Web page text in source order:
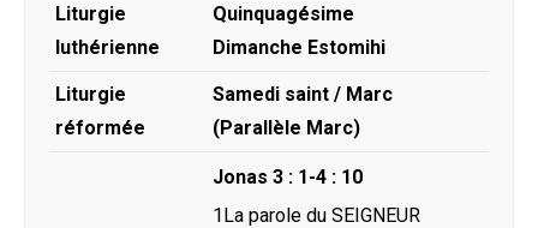
Liturgie
luthérienne
Quinquagésime
Dimanche Estomihi
Liturgie
réformée
Samedi saint / Marc
(Parallèle Marc)
Jonas 3 : 1-4 : 10
1La parole du SEIGNEUR